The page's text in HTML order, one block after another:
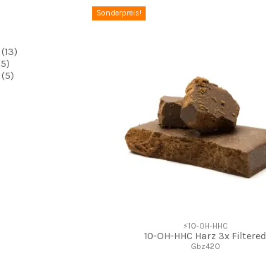
Sonderpreis!
⚡10-OH-HHC
10-OH-HHC Harz 3x Filtered
Gbz420